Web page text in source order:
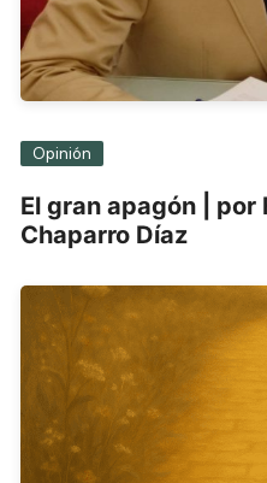
Opinión
El gran apagón | por
Chaparro Díaz